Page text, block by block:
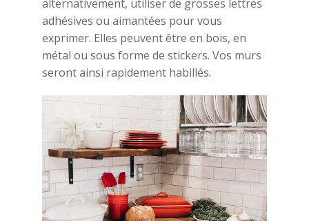
alternativement, utiliser de grosses lettres
adhésives ou aimantées pour vous
exprimer. Elles peuvent être en bois, en
métal ou sous forme de stickers. Vos murs
seront ainsi rapidement habillés.